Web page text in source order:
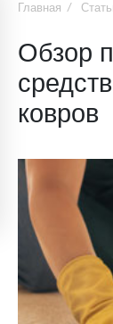
Главная /
Обзор
ковров